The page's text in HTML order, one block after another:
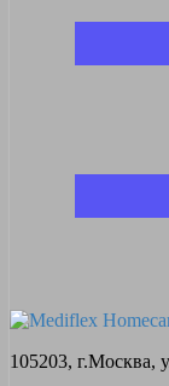
105203, г.Москва,